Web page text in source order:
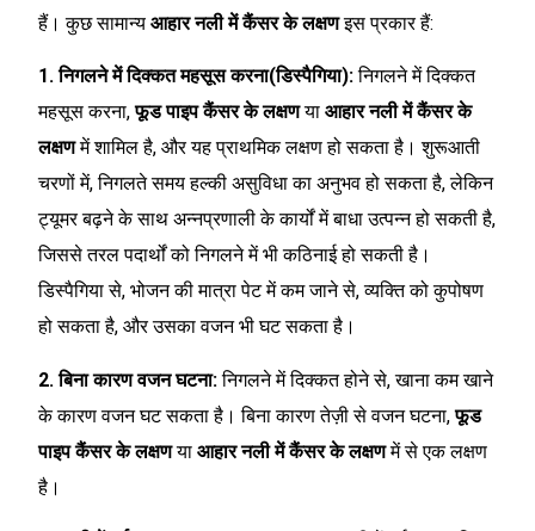
हैं। कुछ सामान्य आहार नली में कैंसर के लक्षणइस प्रकार हैं:
1. निगलने में दिक्कत महसूस करना(डिस्पैगिया):निगलने में दिक्कत
महसूस करना,फूड पाइप कैंसर के लक्षणया आहार नली में कैंसर के
लक्षणमें शामिल है, और यह प्राथमिक लक्षण हो सकता है। शुरूआती
चरणों में, निगलते समय हल्की असुविधा का अनुभव हो सकता है, लेकिन
ट्यूमर बढ़ने के साथ अन्नप्रणाली के कार्यों में बाधा उत्पन्न हो सकती है,
जिससे तरल पदार्थों को निगलने में भी कठिनाई हो सकती है।
डिस्पैगिया से, भोजन की मात्रा पेट में कम जाने से, व्यक्ति को कुपोषण
हो सकता है, और उसका वजन भी घट सकता है।
2. बिना कारण वजन घटना:निगलने में दिक्कत होने से, खाना कम खाने
के कारण वजन घट सकता है। बिना कारण तेज़ी से वजन घटना,फूड
पाइप कैंसर के लक्षणया आहार नली में कैंसर के लक्षणमें से एक लक्षण
है।